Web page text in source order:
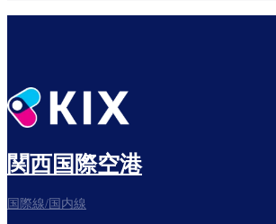
関西国際空港
国際線/国内線